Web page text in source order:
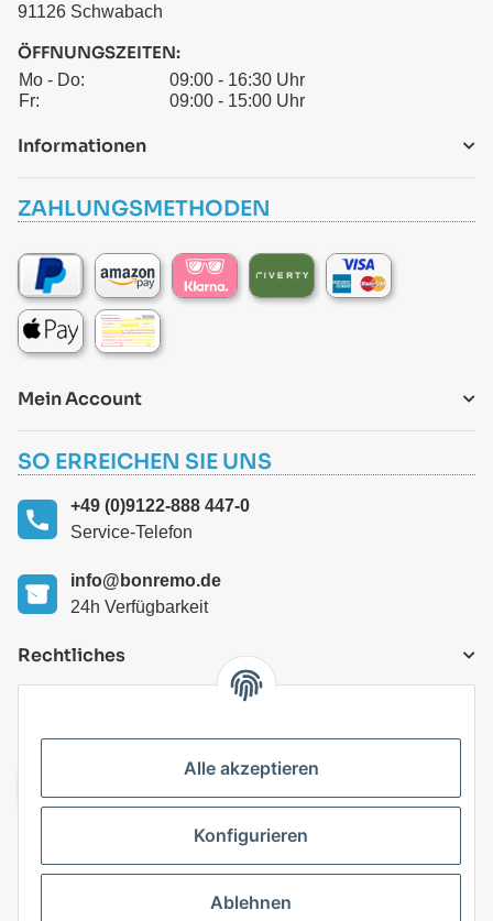
91126 Schwabach
ÖFFNUNGSZEITEN:
Mo - Do:
09:00 - 16:30 Uhr
Fr:
09:00 - 15:00 Uhr
Informationen
ZAHLUNGSMETHODEN
Mein Account
SO ERREICHEN SIE UNS
+49 (0)9122-888 447-0
Service-Telefon
info@bonremo.de
24h Verfügbarkeit
Rechtliches
Alle akzeptieren
Konfigurieren
Ablehnen